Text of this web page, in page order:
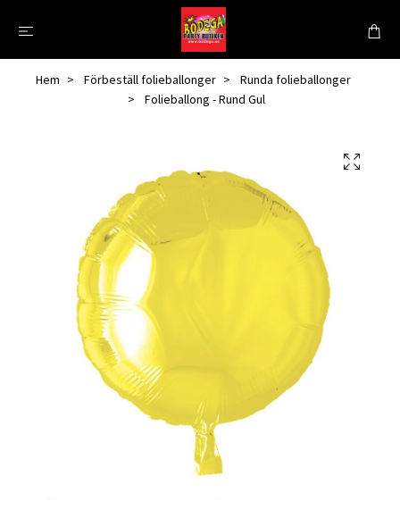
Hem Förbeställ folieballonger
Runda folieballonger
Folieballong - Rund Gul